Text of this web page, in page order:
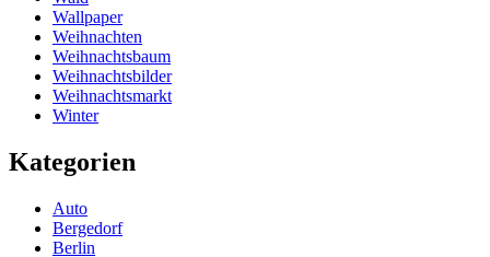
Wallpaper
Weihnachten
Weihnachtsbaum
Weihnachtsbilder
Weihnachtsmarkt
Winter
Kategorien
Auto
Bergedorf
Berlin